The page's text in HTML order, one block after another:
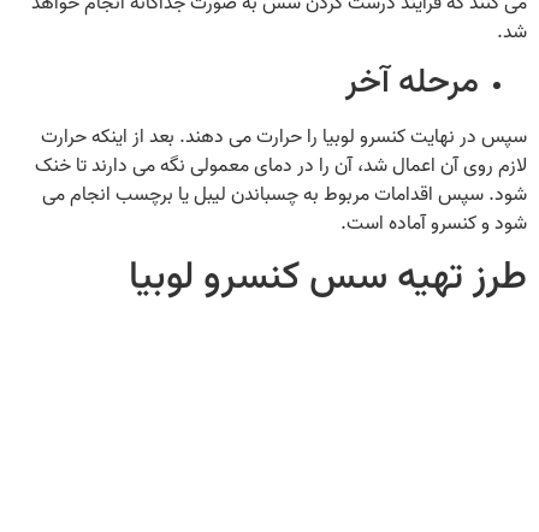
شد.
مرحله آخر
سپس در نهایت کنسرو لوبیا را حرارت می‌ دهند. بعد از اینکه حرارت
لازم روی آن اعمال شد، آن را در دمای معمولی نگه می‌ دارند تا خنک
شود. سپس اقدامات مربوط به چسباندن لیبل یا برچسب انجام می‌
شود و کنسرو آماده است.
طرز تهیه سس کنسرو لوبیا